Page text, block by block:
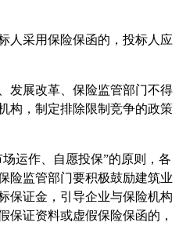
人采用保险保函的，投标人应
发展改革、保险监管部门不得
构，制定排除限制竞争的政策
运作、自愿投保”的原则，各
险监管部门要积极鼓励建筑业
保证金，引导企业与保险机构
保证资料或虚假保险保函的，